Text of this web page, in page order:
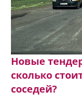
Новые
сколько
соседей?